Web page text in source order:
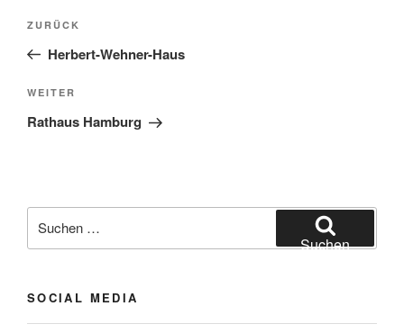
Beitragsnavigation
Vorheriger
Beitrag
ZURÜCK
Herbert-Wehner-Haus
Nächster
Beitrag
WEITER
Rathaus Hamburg
nach:
Suchen
SOCIAL MEDIA